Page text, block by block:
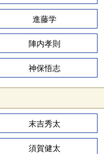
進藤学
陣内孝則
神保悟志
末吉秀太
須賀健太